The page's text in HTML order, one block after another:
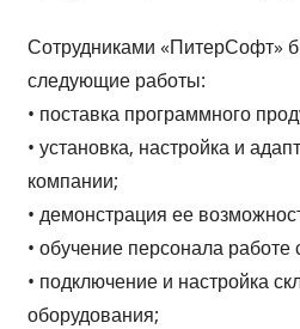
Сотрудниками «ПитерСофт»
следующие работы:
• поставка программного
• установка, настройка и
компании;
• демонстрация ее
• обучение персонала работе
• подключение и настройка
оборудования;